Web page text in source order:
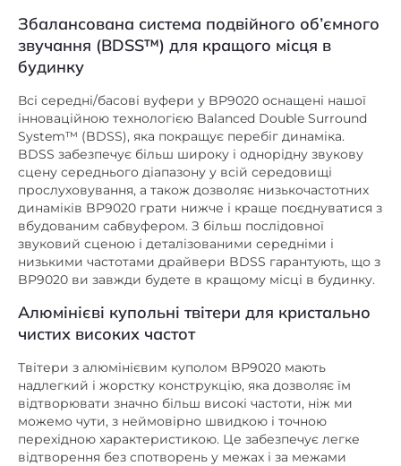
немає
Цифровий коаксіальний немає
Установка
Чутливість, дБ/Вт/м 92
Фазоінвертор в колонках
Розміщення
Фронтальні
акустичні колонки
Збалансована система подвійного об’ємного
звучання (BDSS™) для кращого місця в
будинку
Всі середні/басові вуфери у BP9020 оснащені нашої
інноваційною технологією Balanced Double Surround
System™ (BDSS), яка покращує перебіг динаміка.
BDSS забезпечує більш широку і однорідну звукову
сцену середнього діапазону у всій середовищі
прослуховування, а також дозволяє низькочастотних
динаміків BP9020 грати нижче і краще поєднуватися з
вбудованим сабвуфером. З більш послідовної
звуковий сценою і деталізованими середніми і
низькими частотами драйвери BDSS гарантують, що з
BP9020 ви завжди будете в кращому місці в будинку.
Алюмінієві купольні твітери для кристально
чистих високих частот
Твітери з алюмінієвим куполом BP9020 мають
надлегкий і жорстку конструкцію, яка дозволяє їм
відтворювати значно більш високі частоти, ніж ми
можемо чути, з неймовірно швидкою і точною
перехідною характеристикою. Це забезпечує легке
відтворення без спотворень у межах і за межами